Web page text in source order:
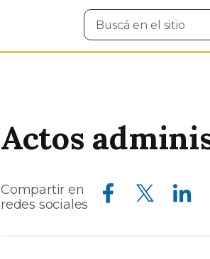
Buscar
en
Actos
Compartir en
redes sociales
Compartir en Facebook Compartir en Twitter Compartir en Linkedin